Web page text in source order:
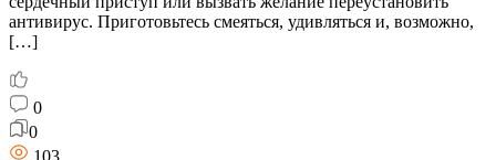
антивирус. Приготовьтесь смеяться, удивляться и, возможно,
[…]
0
0
103